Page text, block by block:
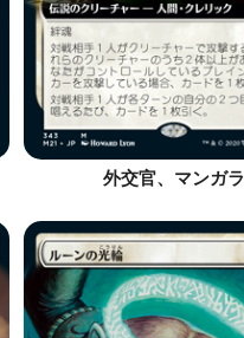
外交官、マンガラ